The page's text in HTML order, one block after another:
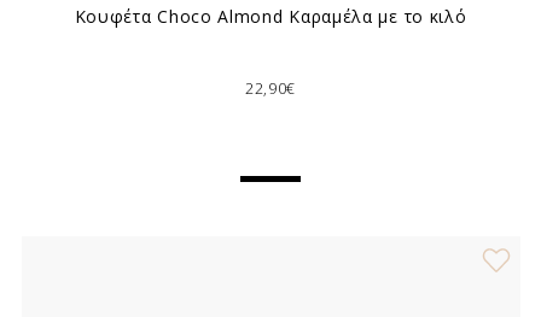
Κουφέτα Choco Almond Καραμέλα με το κιλό
22,90€